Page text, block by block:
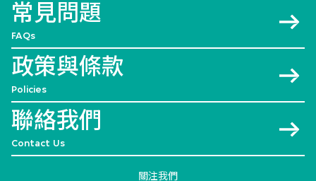
常見問題
FAQs
政策與條款
Policies
聯絡我們
Contact Us
關注我們